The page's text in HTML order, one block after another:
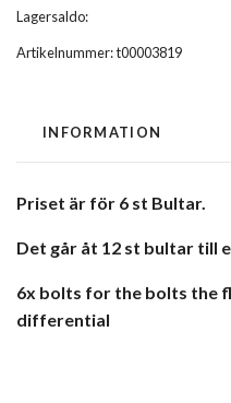
Lagersaldo:
Artikelnummer:t00003819
INFORMATION
Priset är för 6 st Bultar.
Det går åt 12 st bultar till
6x bolts for the bolts the
differential